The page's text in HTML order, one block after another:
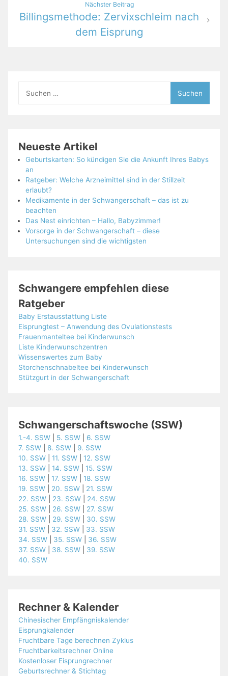
Nächster Beitrag
Billingsmethode: Zervixschleim nach
dem Eisprung
nach:
Neueste Artikel
Geburtskarten: So kündigen Sie die Ankunft Ihres Babys
an
Ratgeber: Welche Arzneimittel sind in der Stillzeit
erlaubt?
Medikamente in der Schwangerschaft – das ist zu
beachten
Das Nest einrichten – Hallo, Babyzimmer!
Vorsorge in der Schwangerschaft – diese
Untersuchungen sind die wichtigsten
Schwangere empfehlen diese
Ratgeber
Baby Erstausstattung Liste
Eisprungtest – Anwendung des Ovulationstests
Frauenmanteltee bei Kinderwunsch
Liste Kinderwunschzentren
Wissenswertes zum Baby
Storchenschnabeltee bei Kinderwunsch
Stützgurt in der Schwangerschaft
Schwangerschaftswoche (SSW)
1.-4. SSW 5. SSW
6. SSW
7. SSW
8. SSW
9. SSW
10. SSW |11. SSW |12. SSW
13. SSW |14. SSW |15. SSW
16. SSW |17. SSW |18. SSW
19. SSW
20. SSW
21. SSW
22. SSW
23. SSW
24. SSW
25. SSW
26. SSW
27. SSW
28. SSW
29. SSW
30. SSW
31. SSW
32. SSW
33. SSW
34. SSW
35. SSW
36. SSW
37. SSW
38. SSW
39. SSW
40. SSW
Rechner & Kalender
Chinesischer Empfängniskalender
Eisprungkalender
Fruchtbare Tage berechnen Zyklus
Fruchtbarkeitsrechner Online
Kostenloser Eisprungrechner
Geburtsrechner & Stichtag